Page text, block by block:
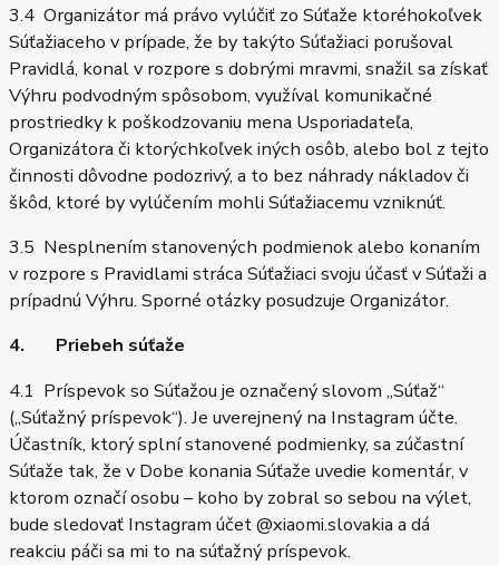
3.4 Organizátor má právo vylúčiť zo Súťaže ktoréhokoľvek
Súťažiaceho v prípade, že by takýto Súťažiaci porušoval
Pravidlá, konal v rozpore s dobrými mravmi, snažil sa získať
Výhru podvodným spôsobom, využíval komunikačné
prostriedky k poškodzovaniu mena Usporiadateľa,
Organizátora či ktorýchkoľvek iných osôb, alebo bol z tejto
činnosti dôvodne podozrivý, a to bez náhrady nákladov či
škôd, ktoré by vylúčením mohli Súťažiacemu vzniknúť.
3.5 Nesplnením stanovených podmienok alebo konaním
v rozpore s Pravidlami stráca Súťažiaci svoju účasť v Súťaži a
prípadnú Výhru. Sporné otázky posudzuje Organizátor.
4. Priebeh súťaže
4.1 Príspevok so Súťažou je označený slovom „Súťaž“
(„Súťažný príspevok“). Je uverejnený na Instagram účte.
Účastník, ktorý splní stanovené podmienky, sa zúčastní
Súťaže tak, že v Dobe konania Súťaže uvedie komentár, v
ktorom označí osobu – koho by zobral so sebou na výlet,
bude sledovať Instagram účet @xiaomi.slovakia a dá
reakciu páči sa mi to na súťažný príspevok.